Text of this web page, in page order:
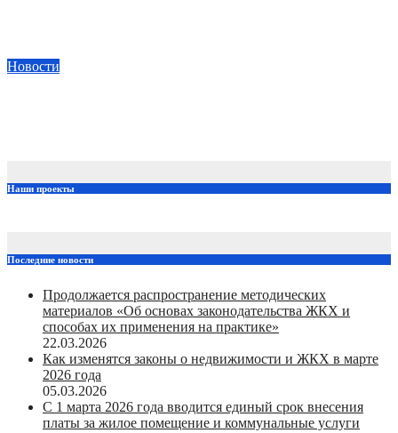
Новости
Наши проекты
Последние новости
Продолжается распространение методических
материалов «Об основах законодательства ЖКХ и
способах их применения на практике»
22.03.2026
Как изменятся законы о недвижимости и ЖКХ в марте
2026 года
05.03.2026
С 1 марта 2026 года вводится единый срок внесения
платы за жилое помещение и коммунальные услуги